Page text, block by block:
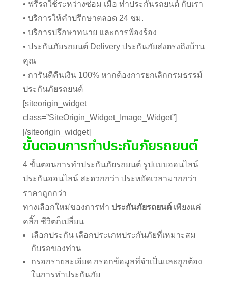
• ฟรีรถใช้ระหว่างซ่อม เมื่อ ทำประกันรถยนต์ กับเรา
• บริการให้คำปรึกษาตลอด 24 ชม.
• บริการปรึกษาทนาย และการฟ้องร้อง
• ประกันภัยรถยนต์ Delivery ประกันภัยส่งตรงถึงบ้าน
คุณ
• การันตีคืนเงิน 100% หากต้องการยกเลิกกรมธรรม์
ประกันภัยรถยนต์
[siteorigin_widget
class=”SiteOrigin_Widget_Image_Widget”]
[/siteorigin_widget]
ขั้นตอนการทำประกันภัยรถยนต์
4 ขั้นตอนการทำประกันภัยรถยนต์ รูปแบบออนไลน์
ประกันออนไลน์ สะดวกกว่า ประหยัดเวลามากกว่า
ราคาถูกกว่า
ทางเลือกใหม่ของการทำ ประกันภัยรถยนต์เพียงแค่
คลิ๊ก ชีวิตก็เปลี่ยน
เลือกประกัน เลือกประเภทประกันภัยที่เหมาะสม
กับรถของท่าน
กรอกรายละเอียด กรอกข้อมูลที่จำเป็นและถูกต้อง
ในการทำประกันภัย